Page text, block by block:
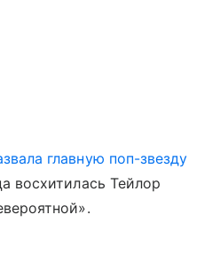
главную поп-звезду
восхитилась Тейлор